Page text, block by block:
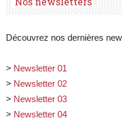
Découvrez nos dernières
> Newsletter 01
> Newsletter 02
> Newsletter 03
> Newsletter 04